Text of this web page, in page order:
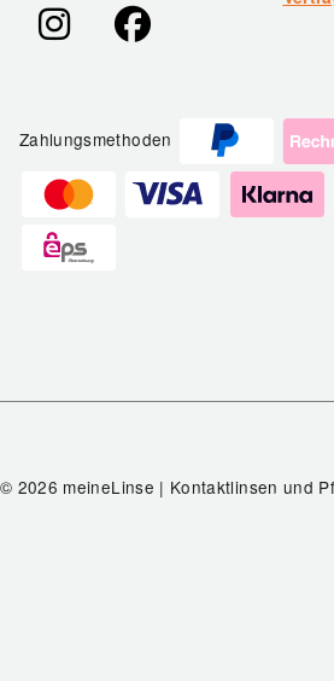
Zahlungsmethoden
© 2026 meineLinse | Kontaktlinsen und